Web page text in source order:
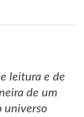
leitura e de
de um
universo